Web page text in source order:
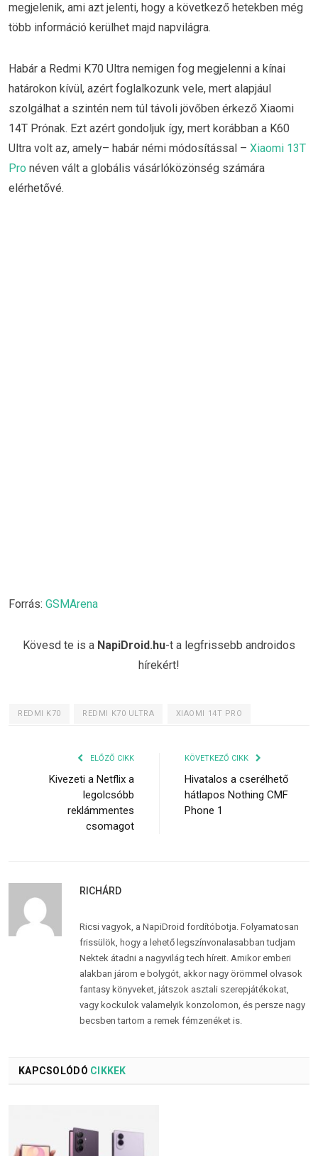
megjelenik, ami azt jelenti, hogy a következő hetekben még
több információ kerülhet majd napvilágra.
Habár a Redmi K70 Ultra nemigen fog megjelenni a kínai
határokon kívül, azért foglalkozunk vele, mert alapjául
szolgálhat a szintén nem túl távoli jövőben érkező Xiaomi
14T Prónak. Ezt azért gondoljuk így, mert korábban a K60
Ultra volt az, amely– habár némi módosítással – Xiaomi 13T
Pro néven vált a globális vásárlóközönség számára
elérhetővé.
Forrás: GSMArena
Kövesd te is a NapiDroid.hu-t a legfrissebb androidos
hírekért!
REDMI K70 REDMI K70 ULTRA XIAOMI 14T PRO
ELŐZŐ CIKK
Kivezeti a Netflix a
legolcsóbb
reklámmentes
csomagot
KÖVETKEZŐ CIKK
Hivatalos a cserélhető
hátlapos Nothing CMF
Phone 1
RICHÁRD
Ricsi vagyok, a NapiDroid fordítóbotja. Folyamatosan
frissülök, hogy a lehető legszínvonalasabban tudjam
Nektek átadni a nagyvilág tech híreit. Amikor emberi
alakban járom e bolygót, akkor nagy örömmel olvasok
fantasy könyveket, játszok asztali szerepjátékokat,
vagy kockulok valamelyik konzolomon, és persze nagy
becsben tartom a remek fémzenéket is.
KAPCSOLÓDÓ CIKKEK